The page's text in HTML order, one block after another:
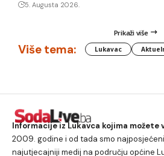
5. Augusta 2026.
Prikaži više
Više tema: Lukavac
Informacije iz Lukavca kojima možete
2009. godine i od tada smo
najutjecajniji medij na području općine